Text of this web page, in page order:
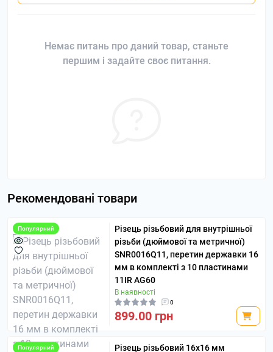
Немає питань про даний товар, станьте
першим і задайте своє питання.
Рекомендовані товари
Популярний
Різець різьбовий для внутрішньої
різьби (дюймової та метричної)
SNR0016Q11, перетин державки 16
мм в комплекті з 10 пластинами
11IR AG60
В наявності
0
899.00 грн
Популярний Різець різьбовий 16х16 мм